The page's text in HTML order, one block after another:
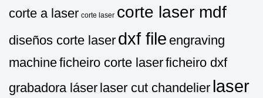
corte a laser corte laser corte laser mdf
diseños corte laser dxf file engraving
machineficheiro corte laserficheiro dxf
grabadora láser laser cut chandelier laser